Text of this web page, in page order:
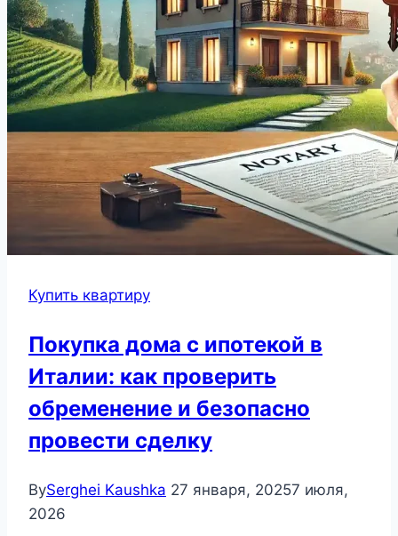
Купить квартиру
Покупка дома с ипотекой в
Италии: как проверить
обременение и безопасно
провести сделку
BySerghei Kaushka 27 января, 20257 июля,
2026